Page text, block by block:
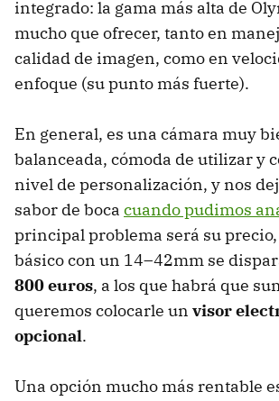
integrado: la gama más alta de
mucho que ofrecer, tanto en
calidad de imagen, como en
enfoque (su punto más fuerte).
En general, es una cámara muy
balanceada, cómoda de utilizar y
nivel de personalización, y nos
sabor de boca cuando pudimos
principal problema será su
básico con un 14–42mm se
800 euros, a los que habrá que
queremos colocarle un visor
opcional.
Una opción mucho más rentable